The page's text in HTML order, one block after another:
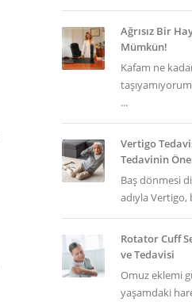
Ağrısız Bir
Mümkün!
Kafam ne
...
Vertigo
Tedavinin
Baş dönmesi
adıyla Vertigo,
Rotator Cuff
ve Tedavisi
Omuz eklemi
yaşamdaki